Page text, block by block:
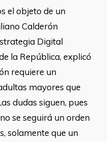
el objeto de un
Calderón
Digital
la República, explicó
requiere un
mayores que
dudas siguen, pues
se seguirá un orden
solamente que un